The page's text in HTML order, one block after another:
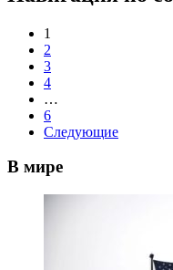
1
2
3
4
…
6
Следующие
В мире